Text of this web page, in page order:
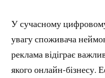
У сучасному цифровому
увагу споживача
реклама відіграє
якого онлайн-бізнесу.